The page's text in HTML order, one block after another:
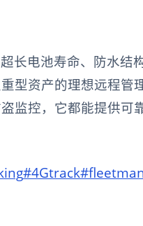
长电池寿命、防水结
型资产的理想远程管
监控，它都能提供可
#4Gtrack